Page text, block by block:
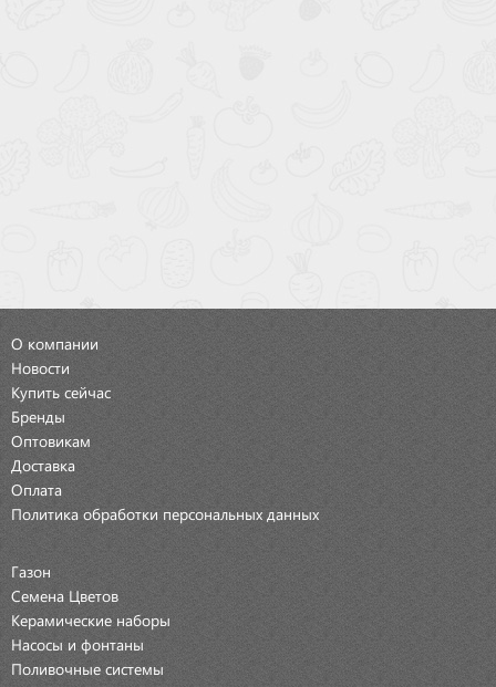
О компании
Новости
Купить сейчас
Бренды
Оптовикам
Доставка
Оплата
Политика обработки персональных данных
Газон
Семена Цветов
Керамические наборы
Насосы и фонтаны
Поливочные системы